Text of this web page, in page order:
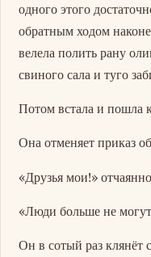
одного этого
обратным ходом
велела полить рану
свиного сала и туго
Потом встала и пошла
Она отменяет приказ
«Друзья мои!»
«Люди больше не
Он в сотый раз клянёт